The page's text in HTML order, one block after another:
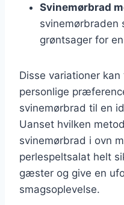
Svinemørbrad
svinemørbraden
grøntsager for
Disse variationer
personlige
svinemørbrad til en
Uanset hvilken
svinemørbrad i ovn
perlespeltsalat helt
gæster og give en
smagsoplevelse.